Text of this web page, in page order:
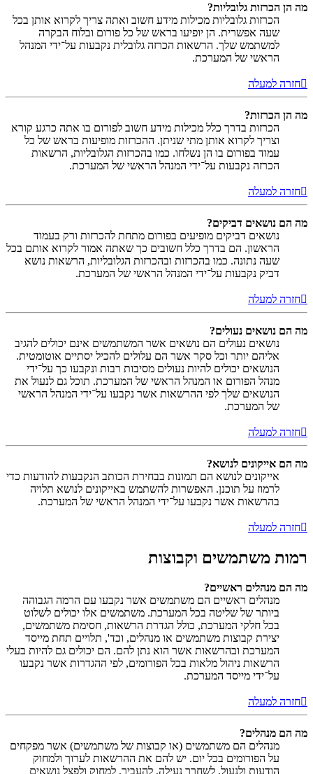
מה הן הכרזות גלובליות?
הכרזות גלובליות מכילות מידע חשוב ואתה צריך לקרוא אותן בכל
שעה אפשרית. הן יופיעו בראש של כל פורום ובלוח הבקרה
למשתמש שלך. הרשאות הכרזה גלובלית נקבעות על־ידי המנהל
הראשי של המערכת.
חזרה למעלה
מה הן הכרזות?
הכרזות בדרך כלל מכילות מידע חשוב לפורום בו אתה כרגע קורא
וצריך לקרוא אותן מתי שניתן. ההכרזות מופיעות בראש של כל
עמוד בפורום בו הן נשלחו. כמו בהכרזות הגלובליות, הרשאות
הכרזה נקבעות על־ידי המנהל הראשי של המערכת.
חזרה למעלה
מה הם נושאים דביקים?
נושאים דביקים מופיעים בפורום מתחת להכרזות ורק בעמוד
הראשון. הם בדרך כלל חשובים כך שאתה אמור לקרוא אותם בכל
שעה נתונה. כמו בהכרזות ובהכרזות הגלובליות, הרשאות נושא
דביק נקבעות על־ידי המנהל הראשי של המערכת.
חזרה למעלה
מה הם נושאים נעולים?
נושאים נעולים הם נושאים אשר המשתמשים אינם יכולים להגיב
אליהם יותר וכל סקר אשר הם עלולים להכיל יסתיים אוטומטית.
הנושאים יכולים להיות נעולים מסיבות רבות ונקבעו כך על־ידי
מנהל הפורום או המנהל הראשי של המערכת. תוכל גם לנעול את
הנושאים שלך לפי ההרשאות אשר נקבעו על־ידי המנהל הראשי
של המערכת.
חזרה למעלה
מה הם אייקונים לנושא?
אייקונים לנושא הם תמונות בבחירת הכותב הנקבעות להודעות כדי
לרמוז על תוכנן. האפשרות להשתמש באייקונים לנושא תלויה
בהרשאות אשר נקבעו על־ידי המנהל הראשי של המערכת.
חזרה למעלה
רמות משתמשים וקבוצות
מה הם מנהלים ראשיים?
מנהלים ראשיים הם משתמשים אשר נקבעו עם הרמה הגבוהה
ביותר של שליטה בכל המערכת. משתמשים אלו יכולים לשלוט
בכל חלקי המערכת, כולל הגדרת הרשאות, חסימת משתמשים,
יצירת קבוצות משתמשים או מנהלים, וכד', תלויים תחת מייסד
המערכת ובהרשאות אשר הוא נתן להם. הם יכולים גם להיות בעלי
הרשאות ניהול מלאות בכל הפורומים, לפי ההגדרות אשר נקבעו
על־ידי מייסד המערכת.
חזרה למעלה
מה הם מנהלים?
מנהלים הם משתמשים (או קבוצות של משתמשים) אשר מפקחים
על הפורומים בכל יום. יש להם את ההרשאות לערוך ולמחוק
הודעות ולנעול, לשחרר נעילה, להעביר, למחוק ולפצל נושאים